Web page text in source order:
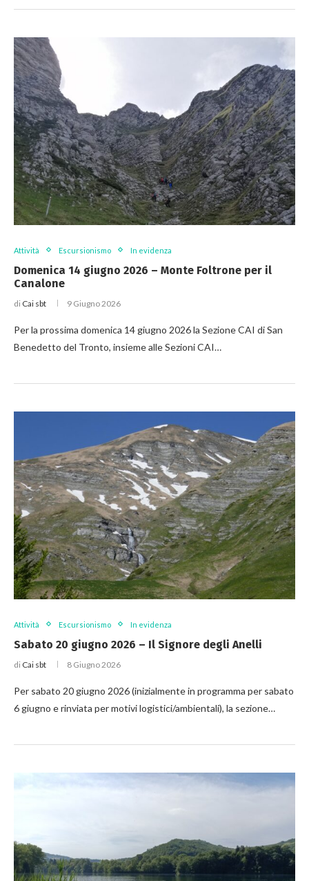
Attività Escursionismo In evidenza
Domenica 14 giugno 2026 – Monte Foltrone per il
Canalone
di Cai sbt 9 Giugno 2026
Per la prossima domenica 14 giugno 2026 la Sezione CAI di San
Benedetto del Tronto, insieme alle Sezioni CAI…
Attività Escursionismo In evidenza
Sabato 20 giugno 2026 – Il Signore degli Anelli
di Cai sbt 8 Giugno 2026
Per sabato 20 giugno 2026 (inizialmente in programma per sabato
6 giugno e rinviata per motivi logistici/ambientali), la sezione…